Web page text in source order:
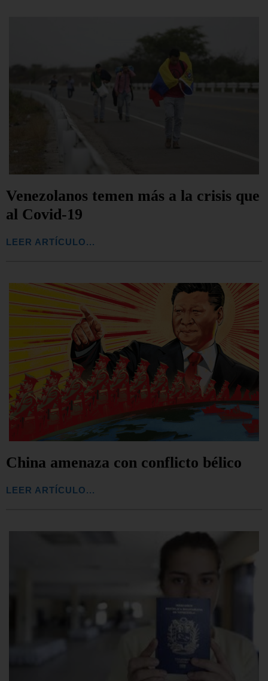
Venezolanos temen más a la crisis que
al Covid-19
LEER ARTÍCULO...
China amenaza con conflicto bélico
LEER ARTÍCULO...